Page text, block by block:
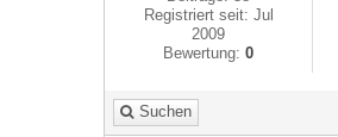
Registriert seit: Jul
2009
Bewertung:0
Suchen